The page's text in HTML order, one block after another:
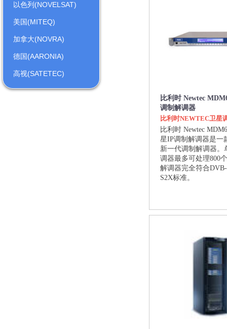
以色列(NOVELSAT)
美国(MITEQ)
加拿大(NOVRA)
德国(AARONIA)
高视(SATETEC)
比利时 Newtec
调制解调器
比利时NEWTEC卫星
比利时 Newtec
星IP调制解调器是一
新一代调制解调器。
调器最多可处理800
解调器完全符合
S2X标准。